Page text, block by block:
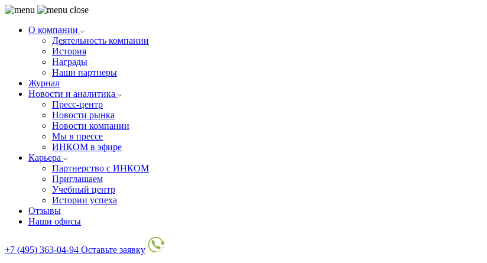
О компании
Деятельность компании
История
Награды
Наши партнеры
Журнал
Новости и аналитика
Пресс-центр
Новости рынка
Новости компании
Мы в прессе
ИНКОМ в эфире
Карьера
Партнерство с ИНКОМ
Приглашаем
Учебный центр
Истории успеха
Отзывы
Наши офисы
+7 (495) 363-04-94 Оставьте заявку